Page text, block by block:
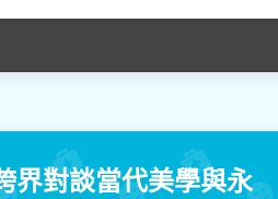
界對談當代美學與永